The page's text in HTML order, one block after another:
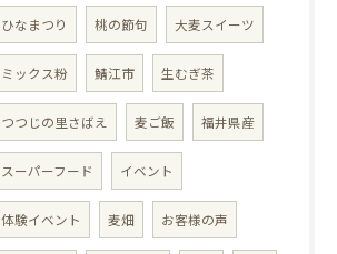
ひなまつり 桃の節句 大麦スイーツ
ミックス粉 鯖江市 生むぎ茶
つつじの里さばえ 麦ご飯 福井県産
スーパーフード イベント
体験イベント 麦畑 お客様の声